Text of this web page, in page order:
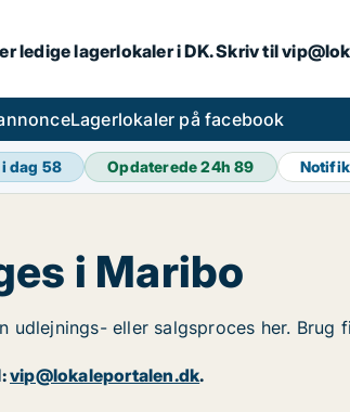
ledige lagerlokaler i DK. Skriv til
Lagerlokaler på facebook
dag 58 Opdaterede 24h89
i Maribo
udlejnings- eller salgsproces her.
vip@lokaleportalen.dk.